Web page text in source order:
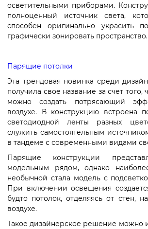
осветительными приборами.
полноценный источник света,
способен оригинально украсить
графически зонировать пространство.
Парящие потолки
Эта трендовая новинка среди
получила свое название за счет
можно создать потрясающий
воздухе. В конструкцию встроена
светодиодной ленты разных
служить самостоятельным
в тандеме с современными видами
Парящие конструкции
модельным рядом, однако
необычной стала модель с
При включении освещения
будто потолок, отделяясь от стен,
воздухе.
Такое дизайнерское решение можно